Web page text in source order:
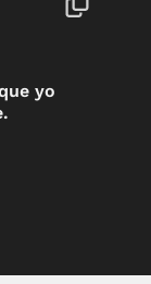
yo